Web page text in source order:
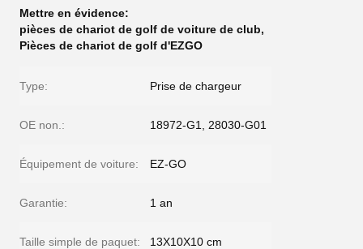
Mettre en évidence:
pièces de chariot de golf de voiture de club,
Pièces de chariot de golf d'EZGO
Type: Prise de chargeur
OE non.: 18972-G1, 28030-G01
Équipement de voiture: EZ-GO
Garantie: 1 an
Taille simple de paquet: 13X10X10 cm